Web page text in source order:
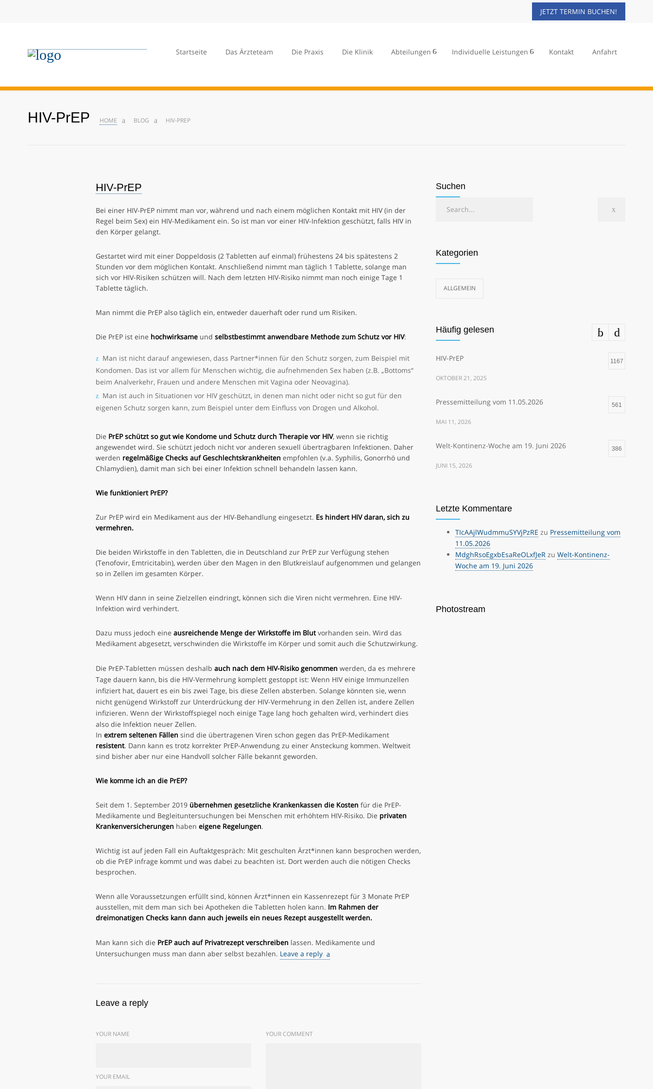
JETZT TERMIN BUCHEN!
Startseite Das Ärzteteam Die Praxis Die Klinik Abteilungen Individuelle Leistungen Kontakt Anfahrt
HIV-PrEP HOME BLOG HIV-PREP
HIV-PrEP
Bei einer HIV-PrEP nimmt man vor, während und nach einem möglichen Kontakt mit HIV (in der
Regel beim Sex) ein HIV-Medikament ein. So ist man vor einer HIV-Infektion geschützt, falls HIV in
den Körper gelangt.
Gestartet wird mit einer Doppeldosis (2 Tabletten auf einmal) frühestens 24 bis spätestens 2
Stunden vor dem möglichen Kontakt. Anschließend nimmt man täglich 1 Tablette, solange man
sich vor HIV-Risiken schützen will. Nach dem letzten HIV-Risiko nimmt man noch einige Tage 1
Tablette täglich.
Man nimmt die PrEP also täglich ein, entweder dauerhaft oder rund um Risiken.
Die PrEP ist eine hochwirksame und selbstbestimmt anwendbare Methode zum Schutz vor HIV:
Man ist nicht darauf angewiesen, dass Partner*innen für den Schutz sorgen, zum Beispiel mit
Kondomen. Das ist vor allem für Menschen wichtig, die aufnehmenden Sex haben (z.B. „Bottoms“
beim Analverkehr, Frauen und andere Menschen mit Vagina oder Neovagina).
Man ist auch in Situationen vor HIV geschützt, in denen man nicht oder nicht so gut für den
eigenen Schutz sorgen kann, zum Beispiel unter dem Einfluss von Drogen und Alkohol.
Die PrEP schützt so gut wie Kondome und Schutz durch Therapie vor HIV, wenn sie richtig
angewendet wird. Sie schützt jedoch nicht vor anderen sexuell übertragbaren Infektionen. Daher
werden regelmäßige Checks auf Geschlechtskrankheiten empfohlen (v.a. Syphilis, Gonorrhö und
Chlamydien), damit man sich bei einer Infektion schnell behandeln lassen kann.
Wie funktioniert PrEP?
Zur PrEP wird ein Medikament aus der HIV-Behandlung eingesetzt. Es hindert HIV daran, sich zu
vermehren.
Die beiden Wirkstoffe in den Tabletten, die in Deutschland zur PrEP zur Verfügung stehen
(Tenofovir, Emtricitabin), werden über den Magen in den Blutkreislauf aufgenommen und gelangen
so in Zellen im gesamten Körper.
Wenn HIV dann in seine Zielzellen eindringt, können sich die Viren nicht vermehren. Eine HIV-
Infektion wird verhindert.
Dazu muss jedoch eine ausreichende Menge der Wirkstoffe im Blutvorhanden sein. Wird das
Medikament abgesetzt, verschwinden die Wirkstoffe im Körper und somit auch die Schutzwirkung.
Die PrEP-Tabletten müssen deshalb auch nach dem HIV-Risiko genommen werden, da es mehrere
Tage dauern kann, bis die HIV-Vermehrung komplett gestoppt ist: Wenn HIV einige Immunzellen
infiziert hat, dauert es ein bis zwei Tage, bis diese Zellen absterben. Solange könnten sie, wenn
nicht genügend Wirkstoff zur Unterdrückung der HIV-Vermehrung in den Zellen ist, andere Zellen
infizieren. Wenn der Wirkstoffspiegel noch einige Tage lang hoch gehalten wird, verhindert dies
also die Infektion neuer Zellen.
In extrem seltenen Fällen sind die übertragenen Viren schon gegen das PrEP-Medikament
resistent. Dann kann es trotz korrekter PrEP-Anwendung zu einer Ansteckung kommen. Weltweit
sind bisher aber nur eine Handvoll solcher Fälle bekannt geworden.
Wie komme ich an die PrEP?
Seit dem 1. September 2019 übernehmen gesetzliche Krankenkassen die Kosten für die PrEP-
Medikamente und Begleituntersuchungen bei Menschen mit erhöhtem HIV-Risiko. Die privaten
Krankenversicherungen haben eigene Regelungen.
Wichtig ist auf jeden Fall ein Auftaktgespräch: Mit geschulten Ärzt*innen kann besprochen werden,
ob die PrEP infrage kommt und was dabei zu beachten ist. Dort werden auch die nötigen Checks
besprochen.
Wenn alle Voraussetzungen erfüllt sind, können Ärzt*innen ein Kassenrezept für 3 Monate PrEP
ausstellen, mit dem man sich bei Apotheken die Tabletten holen kann. Im Rahmen der
dreimonatigen Checks kann dann auch jeweils ein neues Rezept ausgestellt werden.
Man kann sich die PrEPauch auf Privatrezept verschreiben lassen. Medikamente und
Untersuchungen muss man dann aber selbst bezahlen. Leave a reply
Leave a reply
YOUR NAME
YOUR EMAIL
YOUR COMMENT
Suchen
Kategorien
ALLGEMEIN
Häufig gelesen
HIV-PrEP 1167
OKTOBER 21, 2025
Pressemitteilung vom 11.05.2026 561
MAI 11, 2026
Welt-Kontinenz-Woche am 19. Juni 2026 386
JUNI 15, 2026
Letzte Kommentare
TIcAAjlWudmmuSYVjPzRE zu Pressemitteilung vom
11.05.2026
MdghRsoEgxbEsaReOLxfJeR zu Welt-Kontinenz-
Woche am 19. Juni 2026
Photostream